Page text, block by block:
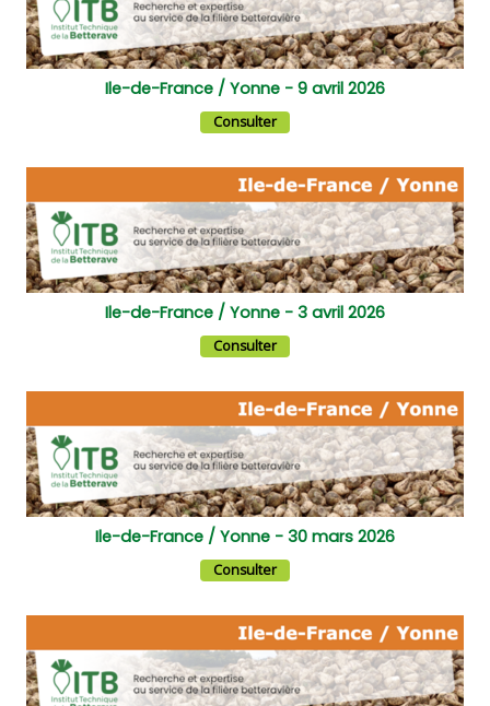
Ile-de-France / Yonne - 9 avril 2026
Consulter
Ile-de-France / Yonne - 3 avril 2026
Consulter
Ile-de-France / Yonne - 30 mars 2026
Consulter